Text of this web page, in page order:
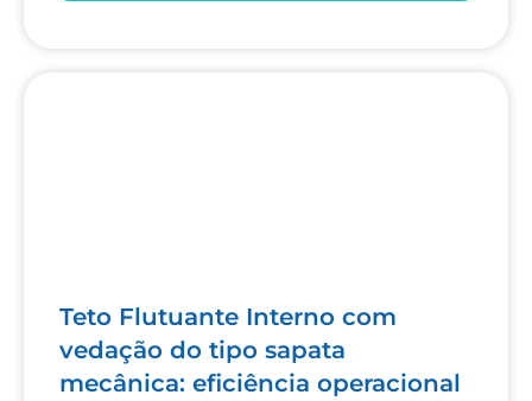
Teto Flutuante Interno com
vedação do tipo sapata
mecânica: eficiência operacional